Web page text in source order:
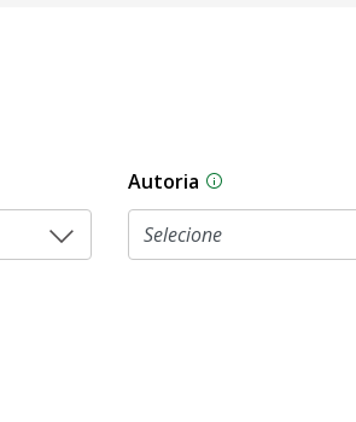
passam por diferentes
Autoria As